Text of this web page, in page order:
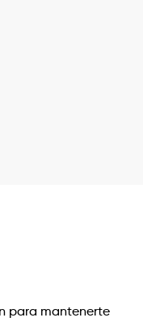
para mantenerte